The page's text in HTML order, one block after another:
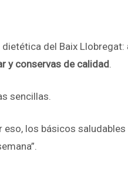
del Baix Llobregat:
y conservas de calidad.
sencillas.
los básicos